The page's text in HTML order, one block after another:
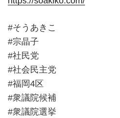
#そうあきこ
#宗晶子
#社民党
#社会民主党
#福岡4区
#衆議院候補
#衆議院選挙